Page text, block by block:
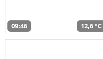
09:46 12,6 °C